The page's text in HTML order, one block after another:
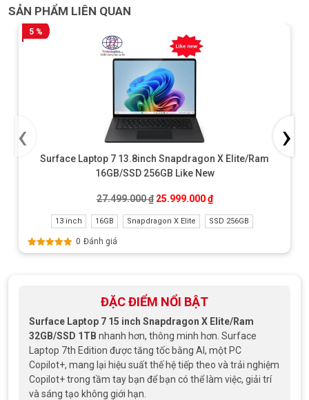
SẢN PHẨM LIÊN QUAN
5 %
Surface Laptop 7 13.8inch Snapdragon X Elite/Ram
16GB/SSD 256GB Like New
27.499.000₫ Giá gốc là: 27.499.000 ₫.
25.999.000₫Giá hiện tại là:
13 inch 16GB Snapdragon X Elite SSD 256GB
Được xếp
0 Đánh giá
‹ ›
ĐẶC ĐIỂM NỔI BẬT
Surface Laptop 7 15 inch Snapdragon X Elite/Ram
32GB/SSD 1TB nhanh hơn, thông minh hơn. Surface
Laptop 7th Edition được tăng tốc bằng AI, một PC
Copilot+, mang lại hiệu suất thế hệ tiếp theo và trải nghiệm
Copilot+ trong tầm tay bạn để bạn có thể làm việc, giải trí
và sáng tạo không giới hạn.